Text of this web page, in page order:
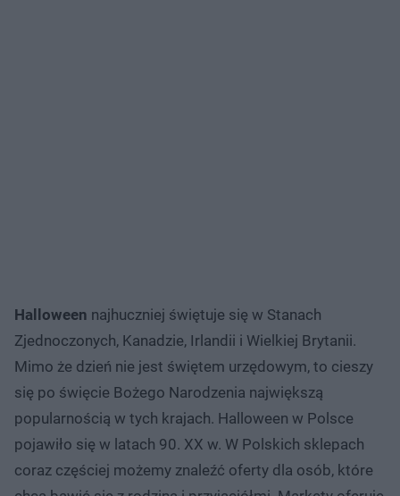
Halloween najhuczniej świętuje się w Stanach
Zjednoczonych, Kanadzie, Irlandii i Wielkiej Brytanii.
Mimo że dzień nie jest świętem urzędowym, to cieszy
się po święcie Bożego Narodzenia największą
popularnością w tych krajach. Halloween w Polsce
pojawiło się w latach 90. XX w. W Polskich sklepach
coraz częściej możemy znaleźć oferty dla osób, które